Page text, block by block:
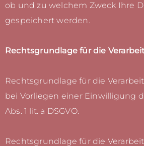
ob und zu welchem Zweck Ihre
gespeichert werden.
Rechtsgrundlage für die
Rechtsgrundlage für die
bei Vorliegen einer Einwilligung
Abs. 1 lit. a DSGVO.
Rechtsgrundlage für die